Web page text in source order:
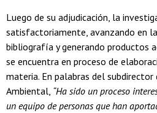
Luego de su adjudicación, la
satisfactoriamente, avanzando en
bibliografía y generando productos
se encuentra en proceso de
materia. En palabras del subdirector
Ambiental, “Ha sido un proceso
un equipo de personas que han